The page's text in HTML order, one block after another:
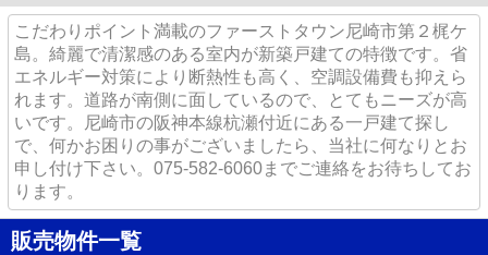
こだわりポイント満載のファーストタウン尼崎市第２梶ケ
島。綺麗で清潔感のある室内が新築戸建ての特徴です。省
エネルギー対策により断熱性も高く、空調設備費も抑えら
れます。道路が南側に面しているので、とてもニーズが高
いです。尼崎市の阪神本線杭瀬付近にある一戸建て探し
で、何かお困りの事がございましたら、当社に何なりとお
申し付け下さい。075-582-6060までご連絡をお待ちしてお
ります。
販売物件一覧